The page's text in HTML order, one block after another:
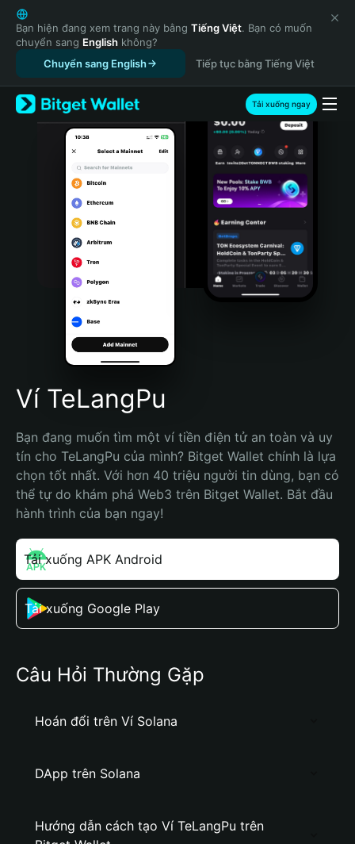
English
日本語
Tiếng Việt
Русский
Español (Latinoamérica)
Türkçe
Italiano
Português (Portugal)
Bahasa Indonesia
Português (Brasil)
Español (Argentina)
Bạn hiện đang xem trang này bằng Tiếng Việt. Bạn có muốn
chuyển sang English không?
Chuyển sang English
Tiếp tục bằng Tiếng Việt
Tải xuống ngay
Ví TeLangPu
Bạn đang muốn tìm một ví tiền điện tử an toàn và uy
tín cho TeLangPu của mình? Bitget Wallet chính là lựa
chọn tốt nhất. Với hơn 40 triệu người tin dùng, bạn có
thể tự do khám phá Web3 trên Bitget Wallet. Bắt đầu
hành trình của bạn ngay!
Tải xuống APK Android
Tải xuống Google Play
Câu Hỏi Thường Gặp
Hoán đổi trên Ví Solana
DApp trên Solana
Hướng dẫn cách tạo Ví TeLangPu trên